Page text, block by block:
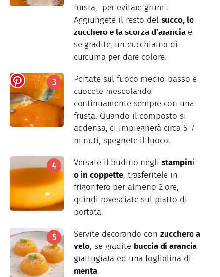
frusta, per evitare grumi.
Aggiungete il resto del succo, lo
zucchero e la scorza d’arancia e,
se gradite, un cucchiaino di
curcuma per dare colore.
Portate sul fuoco medio-basso e
cuocete mescolando
continuamente sempre con una
frusta. Quando il composto si
addensa, ci impiegherà circa 5–7
minuti, spegnete il fuoco.
Versate il budino negli stampini
o in coppette, trasferitele in
frigorifero per almeno 2 ore,
quindi rovesciate sul piatto di
portata.
Servite decorando con zucchero a
velo, se gradite buccia di arancia
grattugiata ed una fogliolina di
menta.